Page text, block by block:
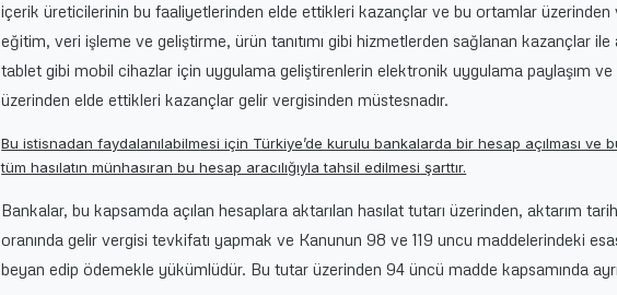
içerik üreticilerinin bu faaliyetlerinden elde ettikleri kazançlar ve bu ortamlar üzerinden
eğitim, veri işleme ve geliştirme, ürün tanıtımı gibi hizmetlerden sağlanan kazançlar ile
tablet gibi mobil cihazlar için uygulama geliştirenlerin elektronik uygulama paylaşım ve
üzerinden elde ettikleri kazançlar gelir vergisinden müstesnadır.
Bu istisnadan faydalanılabilmesi için Türkiye’de kurulu bankalarda bir hesap açılması ve
tüm hasılatın münhasıran bu hesap aracılığıyla tahsil edilmesi şarttır.
Bankalar, bu kapsamda açılan hesaplara aktarılan hasılat tutarı üzerinden, aktarım
oranında gelir vergisi tevkifatı yapmak ve Kanunun 98 ve 119 uncu maddelerindeki
beyan edip ödemekle yükümlüdür. Bu tutar üzerinden 94 üncü madde kapsamında